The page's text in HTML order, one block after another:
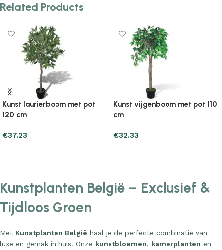
Related Products
Kunst laurierboom met pot
120 cm
€37.23
Kunst vijgenboom met pot 110
cm
€32.33
Kunstplanten België – Exclusief &
Tijdloos Groen
Met Kunstplanten België haal je de perfecte combinatie van
luxe en gemak in huis. Onze kunstbloemen, kamerplanten en